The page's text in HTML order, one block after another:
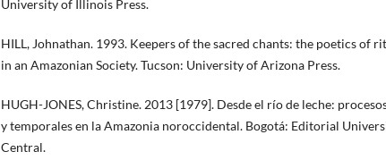
University of Illinois Press.
HILL, Johnathan. 1993. Keepers of the sacred chants: the poetics of
in an Amazonian Society. Tucson: University of Arizona Press.
HUGH-JONES, Christine. 2013 [1979]. Desde el río de leche:
y temporales en la Amazonia noroccidental. Bogotá: Editorial
Central.